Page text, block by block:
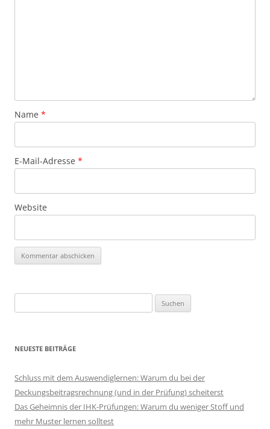
Name *
E-Mail-Adresse *
Website
nach:
NEUESTE BEITRÄGE
Schluss mit dem Auswendiglernen: Warum du bei der
Deckungsbeitragsrechnung (und in der Prüfung) scheiterst
Das Geheimnis der IHK-Prüfungen: Warum du weniger Stoff und
mehr Muster lernen solltest